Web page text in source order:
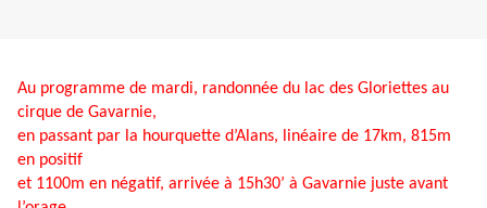
Au programme de mardi, randonnée du lac des Gloriettes au
cirque de Gavarnie,
en passant par la hourquette d’Alans, linéaire de 17km, 815m
en positif
et 1100m en négatif, arrivée à 15h30’ à Gavarnie juste avant